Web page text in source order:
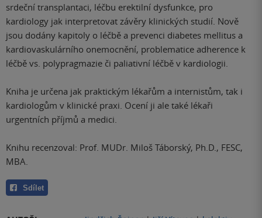
srdeční transplantaci, léčbu erektilní dysfunkce, pro
kardiology jak interpretovat závěry klinických studií. Nově
jsou dodány kapitoly o léčbě a prevenci diabetes mellitus a
kardiovaskulárního onemocnění, problematice adherence k
léčbě vs. polypragmazie či paliativní léčbě v kardiologii.
Kniha je určena jak praktickým lékařům a internistům, tak i
kardiologům v klinické praxi. Ocení ji ale také lékaři
urgentních příjmů a medici.
Knihu recenzoval: Prof. MUDr. Miloš Táborský, Ph.D., FESC,
MBA.
Sdílet